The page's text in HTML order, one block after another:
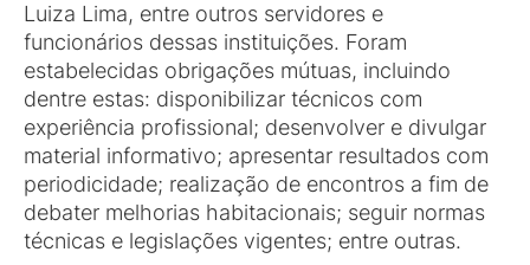
Luiza Lima, entre outros servidores e
funcionários dessas instituições. Foram
estabelecidas obrigações mútuas, incluindo
dentre estas: disponibilizar técnicos com
experiência profissional; desenvolver e divulgar
material informativo; apresentar resultados com
periodicidade; realização de encontros a fim de
debater melhorias habitacionais; seguir normas
técnicas e legislações vigentes; entre outras.